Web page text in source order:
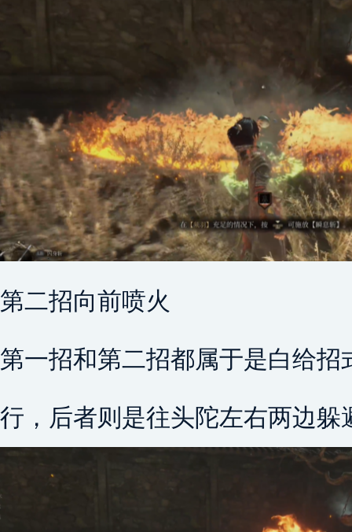
第二招向前喷火
第一招和第二招都属于是白给
行，后者则是往头陀左右两边躲